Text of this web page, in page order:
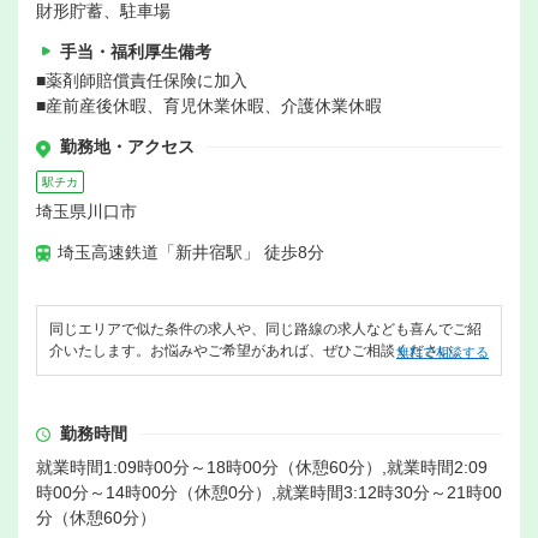
財形貯蓄、駐車場
手当・福利厚生備考
■薬剤師賠償責任保険に加入
■産前産後休暇、育児休業休暇、介護休業休暇
勤務地・アクセス
駅チカ
埼玉県川口市
埼玉高速鉄道「新井宿駅」 徒歩8分
同じエリアで似た条件の求人や、同じ路線の求人なども喜んでご紹
介いたします。お悩みやご希望があれば、ぜひご相談ください。
無料で相談する
勤務時間
就業時間1:09時00分～18時00分（休憩60分）,就業時間2:09
時00分～14時00分（休憩0分）,就業時間3:12時30分～21時00
分（休憩60分）